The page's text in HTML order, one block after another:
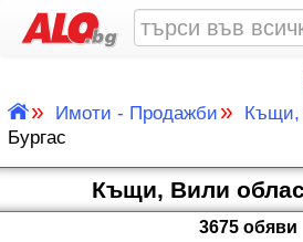
» Имоти - Продажби » Къщи,
Бургас
Къщи, Вили
3675 обяви